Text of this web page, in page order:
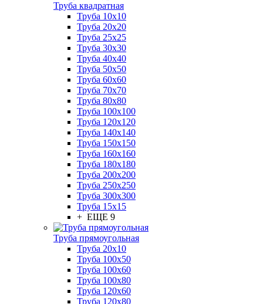
Труба квадратная
Труба 10x10
Труба 20x20
Труба 25x25
Труба 30x30
Труба 40x40
Труба 50x50
Труба 60x60
Труба 70x70
Труба 80x80
Труба 100x100
Труба 120x120
Труба 140x140
Труба 150x150
Труба 160x160
Труба 180x180
Труба 200x200
Труба 250x250
Труба 300x300
Труба 15x15
+ ЕЩЕ 9
Труба прямоугольная
Труба 20x10
Труба 100x50
Труба 100x60
Труба 100x80
Труба 120x60
Труба 120x80